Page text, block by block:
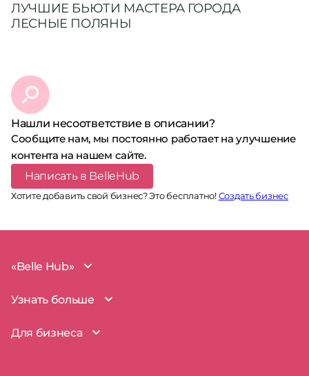
ЛУЧШИЕ БЬЮТИ МАСТЕРА ГОРОДА
ЛЕСНЫЕ ПОЛЯНЫ
Нашли несоответствие в описании?
Сообщите нам, мы постоянно работает на улучшение
контента на нашем сайте.
Написать в BelleHub
Хотите добавить свой бизнес? Это бесплатно!Создать бизнес
«Belle Hub»
О проекте
Наша команда
Узнать больше
BelleHub для вас
Для бизнеса